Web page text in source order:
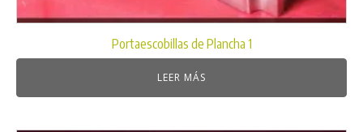
Portaescobillas de Plancha 1
LEER MÁS